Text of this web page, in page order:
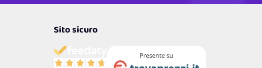
Sito sicuro